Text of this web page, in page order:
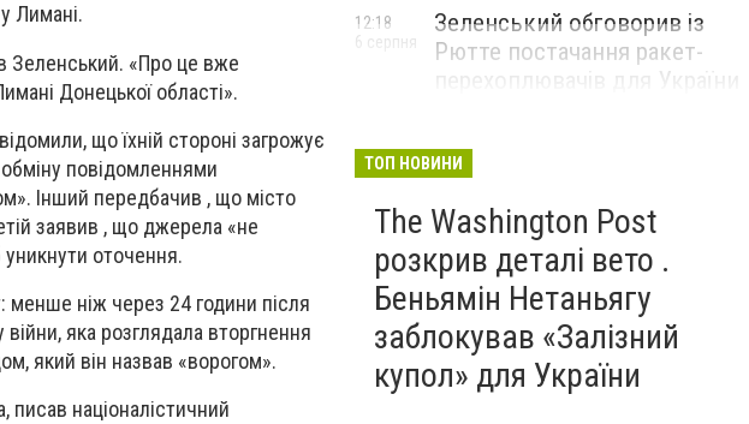
Лимані.
Зеленський. «Про це вже
Донецької області».
що їхній стороні загрожує
повідомленнями
Інший передбачив , що місто
заявив , що джерела «не
оточення.
ніж через 24 години після
яка розглядала вторгнення
який він назвав «ворогом».
писав націоналістичний
Зеленський обговорив із
Рютте постачання ракет-
перехоплювачів для України
12:18
6 серпня
ТОП НОВИНИ
The Washington Post
розкрив деталі вето .
Беньямін Нетаньягу
заблокував «Залізний
купол» для України